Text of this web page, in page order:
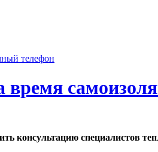
консультацию специалистов